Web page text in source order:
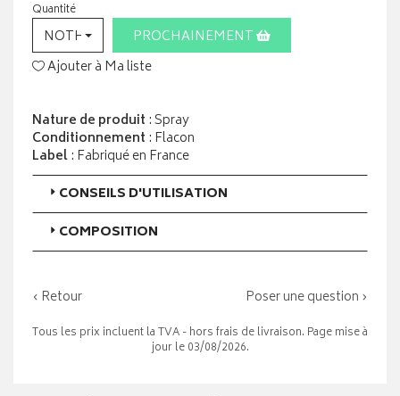
Quantité
NOTHING SELECTEDPROCHAINEMENT
Ajouter à Ma liste
Nature de produit : Spray
Conditionnement : Flacon
Label: Fabriqué en France
CONSEILS D'UTILISATION
COMPOSITION
‹ Retour Poser une question ›
Tous les prix incluent la TVA - hors frais de livraison. Page mise à
jour le 03/08/2026.